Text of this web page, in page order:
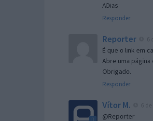
ADias
Responder
Reporter
É que o link em
Abre uma página
Obrigado.
Responder
Vítor M.
@Reporter